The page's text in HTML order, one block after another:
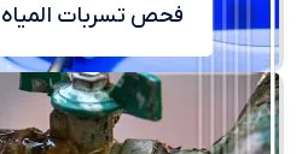
فحص تسربات